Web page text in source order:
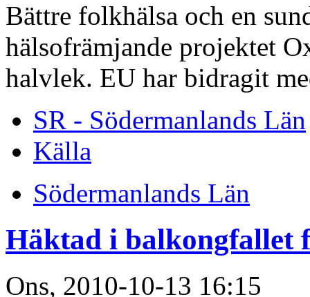
Bättre folkhälsa och en
hälsofrämjande projektet
halvlek. EU har bidragit
SR - Södermanlands Län
Källa
Södermanlands Län
Häktad i balkongfallet
Ons, 2010-10-13 16:15